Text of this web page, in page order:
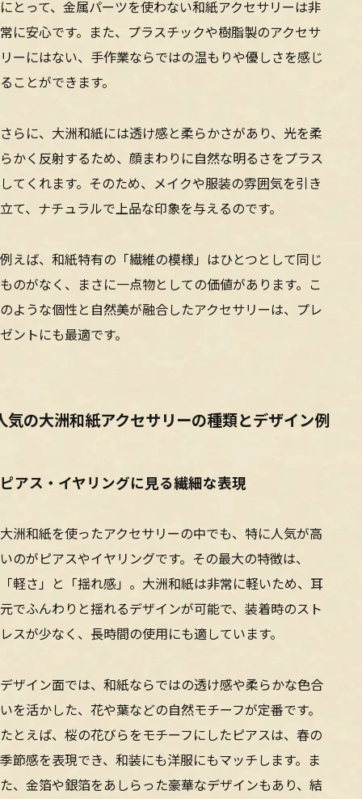
にとって、金属パーツを使わない和紙アクセサリーは非
常に安心です。また、プラスチックや樹脂製のアクセサ
リーにはない、手作業ならではの温もりや優しさを感じ
ることができます。
さらに、大洲和紙には透け感と柔らかさがあり、光を柔
らかく反射するため、顔まわりに自然な明るさをプラス
してくれます。そのため、メイクや服装の雰囲気を引き
立て、ナチュラルで上品な印象を与えるのです。
例えば、和紙特有の「繊維の模様」はひとつとして同じ
ものがなく、まさに一点物としての価値があります。こ
のような個性と自然美が融合したアクセサリーは、プレ
ゼントにも最適です。
気の大洲和紙アクセサリーの種類とデザイン例
ピアス・イヤリングに見る繊細な表現
大洲和紙を使ったアクセサリーの中でも、特に人気が高
いのがピアスやイヤリングです。その最大の特徴は、
「軽さ」と「揺れ感」。大洲和紙は非常に軽いため、耳
元でふんわりと揺れるデザインが可能で、装着時のスト
レスが少なく、長時間の使用にも適しています。
デザイン面では、和紙ならではの透け感や柔らかな色合
いを活かした、花や葉などの自然モチーフが定番です。
たとえば、桜の花びらをモチーフにしたピアスは、春の
季節感を表現でき、和装にも洋服にもマッチします。ま
た、金箔や銀箔をあしらった豪華なデザインもあり、結